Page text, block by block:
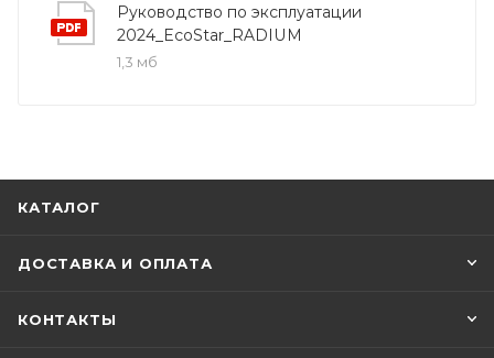
Руководство по эксплуатации
2024_EcoStar_RADIUM
1,3 мб
КАТАЛОГ
ДОСТАВКА И ОПЛАТА
КОНТАКТЫ